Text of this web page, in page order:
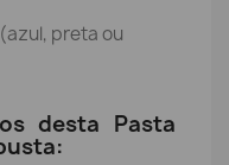
preta ou
desta Pasta